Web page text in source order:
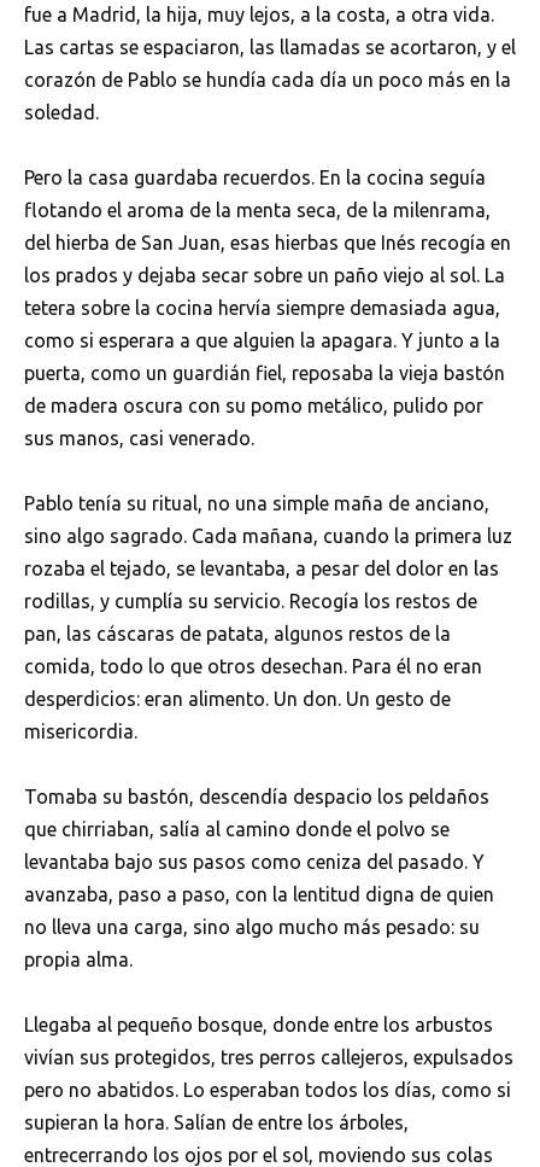
fue a Madrid, la hija, muy lejos, a la costa, a otra vida.
Las cartas se espaciaron, las llamadas se acortaron, y el
corazón de Pablo se hundía cada día un poco más en la
soledad.
Pero la casa guardaba recuerdos. En la cocina seguía
flotando el aroma de la menta seca, de la milenrama,
del hierba de San Juan, esas hierbas que Inés recogía en
los prados y dejaba secar sobre un paño viejo al sol. La
tetera sobre la cocina hervía siempre demasiada agua,
como si esperara a que alguien la apagara. Y junto a la
puerta, como un guardián fiel, reposaba la vieja bastón
de madera oscura con su pomo metálico, pulido por
sus manos, casi venerado.
Pablo tenía su ritual, no una simple maña de anciano,
sino algo sagrado. Cada mañana, cuando la primera luz
rozaba el tejado, se levantaba, a pesar del dolor en las
rodillas, y cumplía su servicio. Recogía los restos de
pan, las cáscaras de patata, algunos restos de la
comida, todo lo que otros desechan. Para él no eran
desperdicios: eran alimento. Un don. Un gesto de
misericordia.
Tomaba su bastón, descendía despacio los peldaños
que chirriaban, salía al camino donde el polvo se
levantaba bajo sus pasos como ceniza del pasado. Y
avanzaba, paso a paso, con la lentitud digna de quien
no lleva una carga, sino algo mucho más pesado: su
propia alma.
Llegaba al pequeño bosque, donde entre los arbustos
vivían sus protegidos, tres perros callejeros, expulsados
pero no abatidos. Lo esperaban todos los días, como si
supieran la hora. Salían de entre los árboles,
entrecerrando los ojos por el sol, moviendo sus colas